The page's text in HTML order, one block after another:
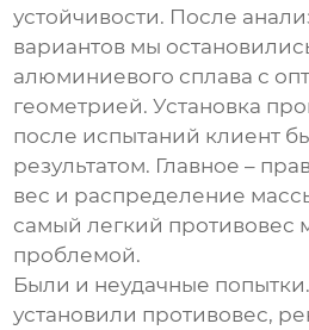
устойчивости. После
вариантов мы
алюминиевого сплава с
геометрией. Установка
после испытаний клиент
результатом. Главное –
вес и распределение
самый легкий противовес
проблемой.
Были и неудачные
установили противовес,